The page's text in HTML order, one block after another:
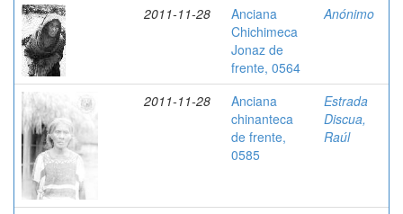
2011-11-28
Anciana
Chichimeca
Jonaz de
frente, 0564
Anónimo
2011-11-28
Anciana
chinanteca
de frente,
0585
Estrada
Discua,
Raúl